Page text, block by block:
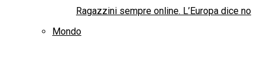
Ragazzini sempre online. L’Europa dice no
Mondo